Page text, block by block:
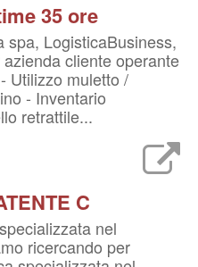
35 ore
spa, LogisticaBusiness,
cliente operante
Utilizzo muletto /
- Inventario
retrattile...
C
nel
ricercando per